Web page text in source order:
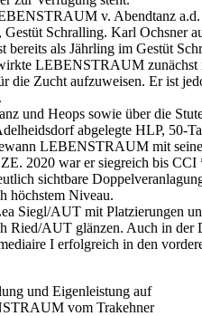
v. Abendtanz a.d.
Schralling. Karl Ochsner
bereits als Jährling im Gestüt
LEBENSTRAUM zunächst
die Zucht aufzuweisen. Er ist
und Heops sowie über die
abgelegte HLP, 50-
LEBENSTRAUM mit
2020 war er siegreich bis
sichtbare
höchstem Niveau.
Siegl/AUT mit Platzierungen
Ried/AUT glänzen. Auch in der
I erfolgreich in den
und Eigenleistung auf
vom Trakehner